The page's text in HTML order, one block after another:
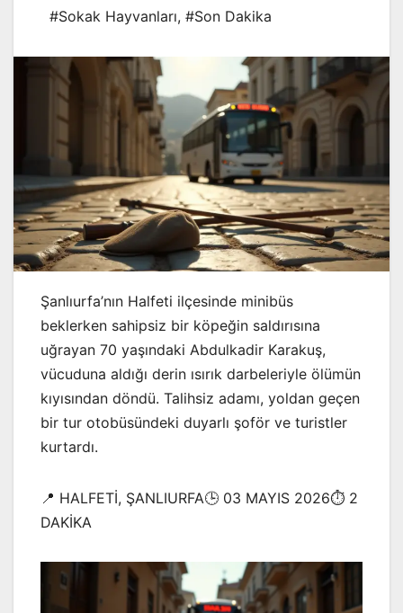
#Sokak Hayvanları, #Son Dakika
Şanlıurfa’nın Halfeti ilçesinde minibüs
beklerken sahipsiz bir köpeğin saldırısına
uğrayan 70 yaşındaki Abdulkadir Karakuş,
vücuduna aldığı derin ısırık darbeleriyle ölümün
kıyısından döndü. Talihsiz adamı, yoldan geçen
bir tur otobüsündeki duyarlı şoför ve turistler
kurtardı.
📍 HALFETİ, ŞANLIURFA🕒 03 MAYIS 2026⏱️ 2
DAKİKA